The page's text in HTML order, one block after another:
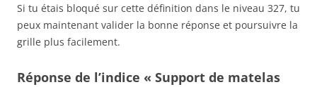
Si tu étais bloqué sur cette définition dans le niveau 327, tu
peux maintenant valider la bonne réponse et poursuivre la
grille plus facilement.
Réponse de l’indice « Support de matelas